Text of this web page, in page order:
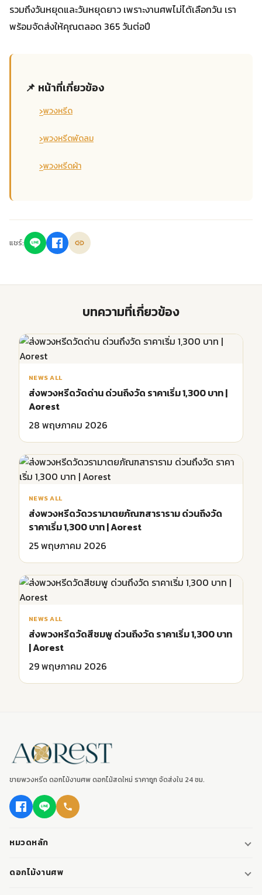
รวมถึงวันหยุดและวันหยุดยาว เพราะงานศพไม่ได้เลือกวัน เรา
พร้อมจัดส่งให้คุณตลอด 365 วันต่อปี
📌 หน้าที่เกี่ยวข้อง
›พวงหรีด
›พวงหรีดพัดลม
›พวงหรีดผ้า
แชร์:
บทความที่เกี่ยวข้อง
NEWS ALL
ส่งพวงหรีดวัดด่าน ด่วนถึงวัด ราคาเริ่ม 1,300 บาท |
Aorest
28 พฤษภาคม 2026
NEWS ALL
ส่งพวงหรีดวัดวรามาตยภัณฑสาราราม ด่วนถึงวัด
ราคาเริ่ม 1,300 บาท | Aorest
25 พฤษภาคม 2026
NEWS ALL
ส่งพวงหรีดวัดสีชมพู ด่วนถึงวัด ราคาเริ่ม 1,300 บาท
| Aorest
29 พฤษภาคม 2026
ขายพวงหรีด ดอกไม้งานศพ ดอกไม้สดใหม่ ราคาถูก จัดส่งใน 24 ชม.
หมวดหลัก
พวงหรีด
ดอกไม้งานศพ